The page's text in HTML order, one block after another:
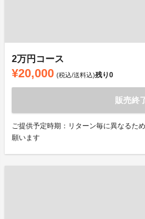
2万円コース
¥20,000 (税込/送料込)残り0
販売終
ご提供予定時期：リターン毎に異なるた
願います